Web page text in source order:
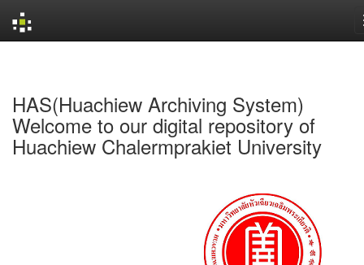
HAS(Huachiew Archiving System)
Welcome to our digital repository of
Huachiew Chalermprakiet University